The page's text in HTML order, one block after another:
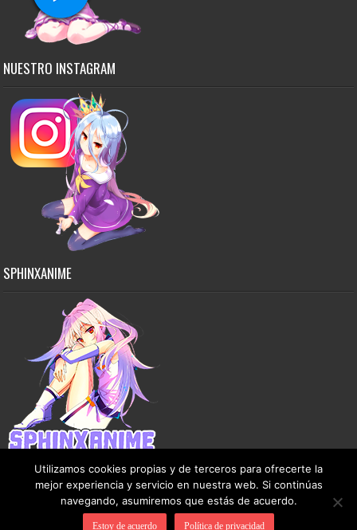
NUESTRO INSTAGRAM
SPHINXANIME
Copyright © 2015-2026 SphinxAnime - Este sitio no almacena ningún archivo en sus
Utilizamos cookies propias y de terceros para ofrecerte la
mejor experiencia y servicio en nuestra web. Si continúas
navegando, asumiremos que estás de acuerdo.
Estoy de acuerdo Política de privacidad